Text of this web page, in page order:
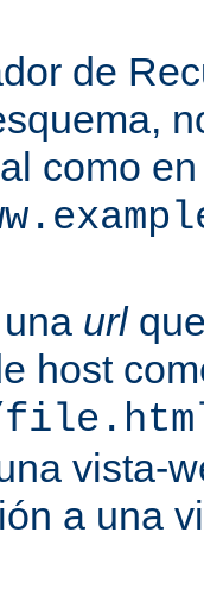
de
como en
url
host
vista-
a una